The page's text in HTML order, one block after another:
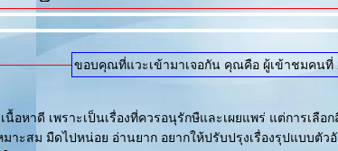
ขอบคุณที่แวะเข้ามาเจอกัน คุณคือ ผู้เข้าชมคนที่
นื้อหาดี เพราะเป็นเรื่องที่ควรอนุรักษืและเผยแพร่ แต่การเลือ
มาะสม มืดไปหน่อย อ่านยาก อยากให้ปรับปรุงเรื่องรุปแบบตัว